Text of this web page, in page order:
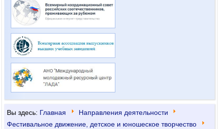
Вы здесь: Главная
Направления деятельности
Фестивальное движение, детское и юношеское творчество